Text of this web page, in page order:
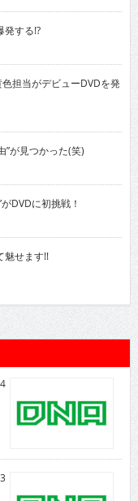
する!?
担当がデビューDVDを発
が見つかった(笑)
DVDに初挑戦！
魅せます!!